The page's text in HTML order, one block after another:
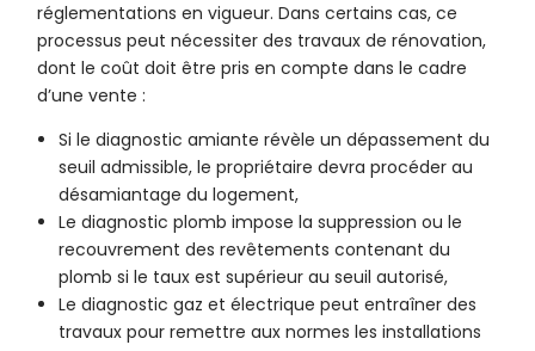
réglementations en vigueur. Dans certains cas, ce
processus peut nécessiter des travaux de rénovation,
dont le coût doit être pris en compte dans le cadre
d’une vente :
Si le diagnostic amiante révèle un dépassement du
seuil admissible, le propriétaire devra procéder au
désamiantage du logement,
Le diagnostic plomb impose la suppression ou le
recouvrement des revêtements contenant du
plomb si le taux est supérieur au seuil autorisé,
Le diagnostic gaz et électrique peut entraîner des
travaux pour remettre aux normes les installations